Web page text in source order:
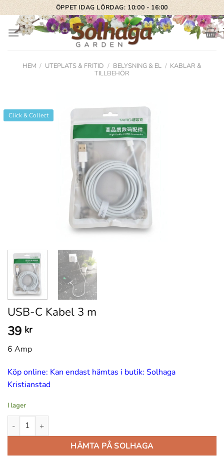
Skip
to
content
ÖPPET IDAG LÖRDAG: 10:00 - 16:00
HEM / UTEPLATS & FRITID / BELYSNING & EL / KABLAR &
TILLBEHÖR
Click & Collect
USB-C Kabel 3 m
39 kr
6 Amp
Köp online: Kan endast hämtas i butik: Solhaga
Kristianstad
I lager
USB-C Kabel 3 m mängd
HÄMTA PÅ SOLHAGA